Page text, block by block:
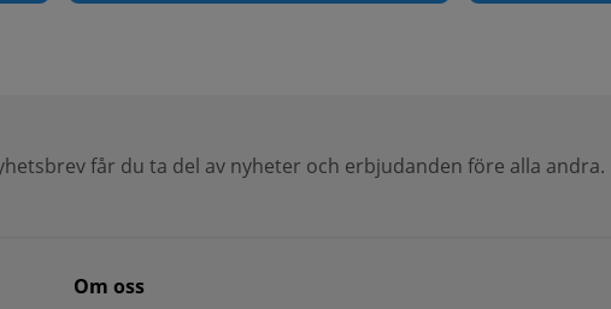
får du ta del av nyheter och erbjudanden före alla andra.
Om oss